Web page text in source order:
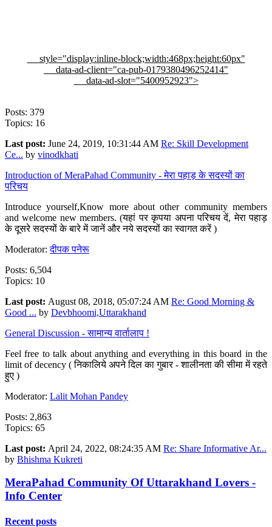
style="display:inline-block;width:468px;height:60px"
data-ad-client="ca-pub-0179380496252414"
data-ad-slot="5400952923">
Posts: 379
Topics: 16
Last post: June 24, 2019, 10:31:44 AM Re: Skill Development
Ce... by vinodkhati
Introduction of MeraPahad Community - मेरा पहाड़ के सदस्यों का
परिचय
Introduce yourself,Know more about other community members
and welcome new members. (यहां पर कृपया अपना परिचय दें, मेरा पहाड़
के दूसरे सदस्यों के बारे में जानें और नये सदस्यों का स्वागत करें )
Moderator:दीपक पनेरू
Posts: 6,504
Topics: 10
Last post: August 08, 2018, 05:07:24 AM Re: Good Morning &
Good ... by Devbhoomi,Uttarakhand
General Discussion - सामान्य वार्तालाप !
Feel free to talk about anything and everything in this board in the
limit of decency ( निकालिये अपने दिल का गुबार - शालीनता की सीमा में रहते
हुए )
Moderator: Lalit Mohan Pandey
Posts: 2,863
Topics: 65
Last post: April 24, 2022, 08:24:35 AM Re: Share Informative Ar...
by Bhishma Kukreti
MeraPahad Community Of Uttarakhand Lovers -
Info Center
Recent posts